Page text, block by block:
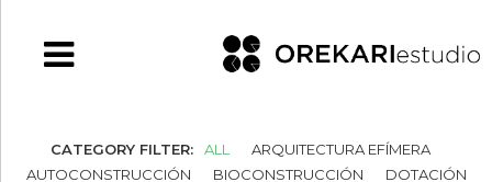
CATEGORY FILTER: ALL
ARQUITECTURA EFÍMERA
AUTOCONSTRUCCIÓN
BIOCONSTRUCCIÓN
DOTACIÓN